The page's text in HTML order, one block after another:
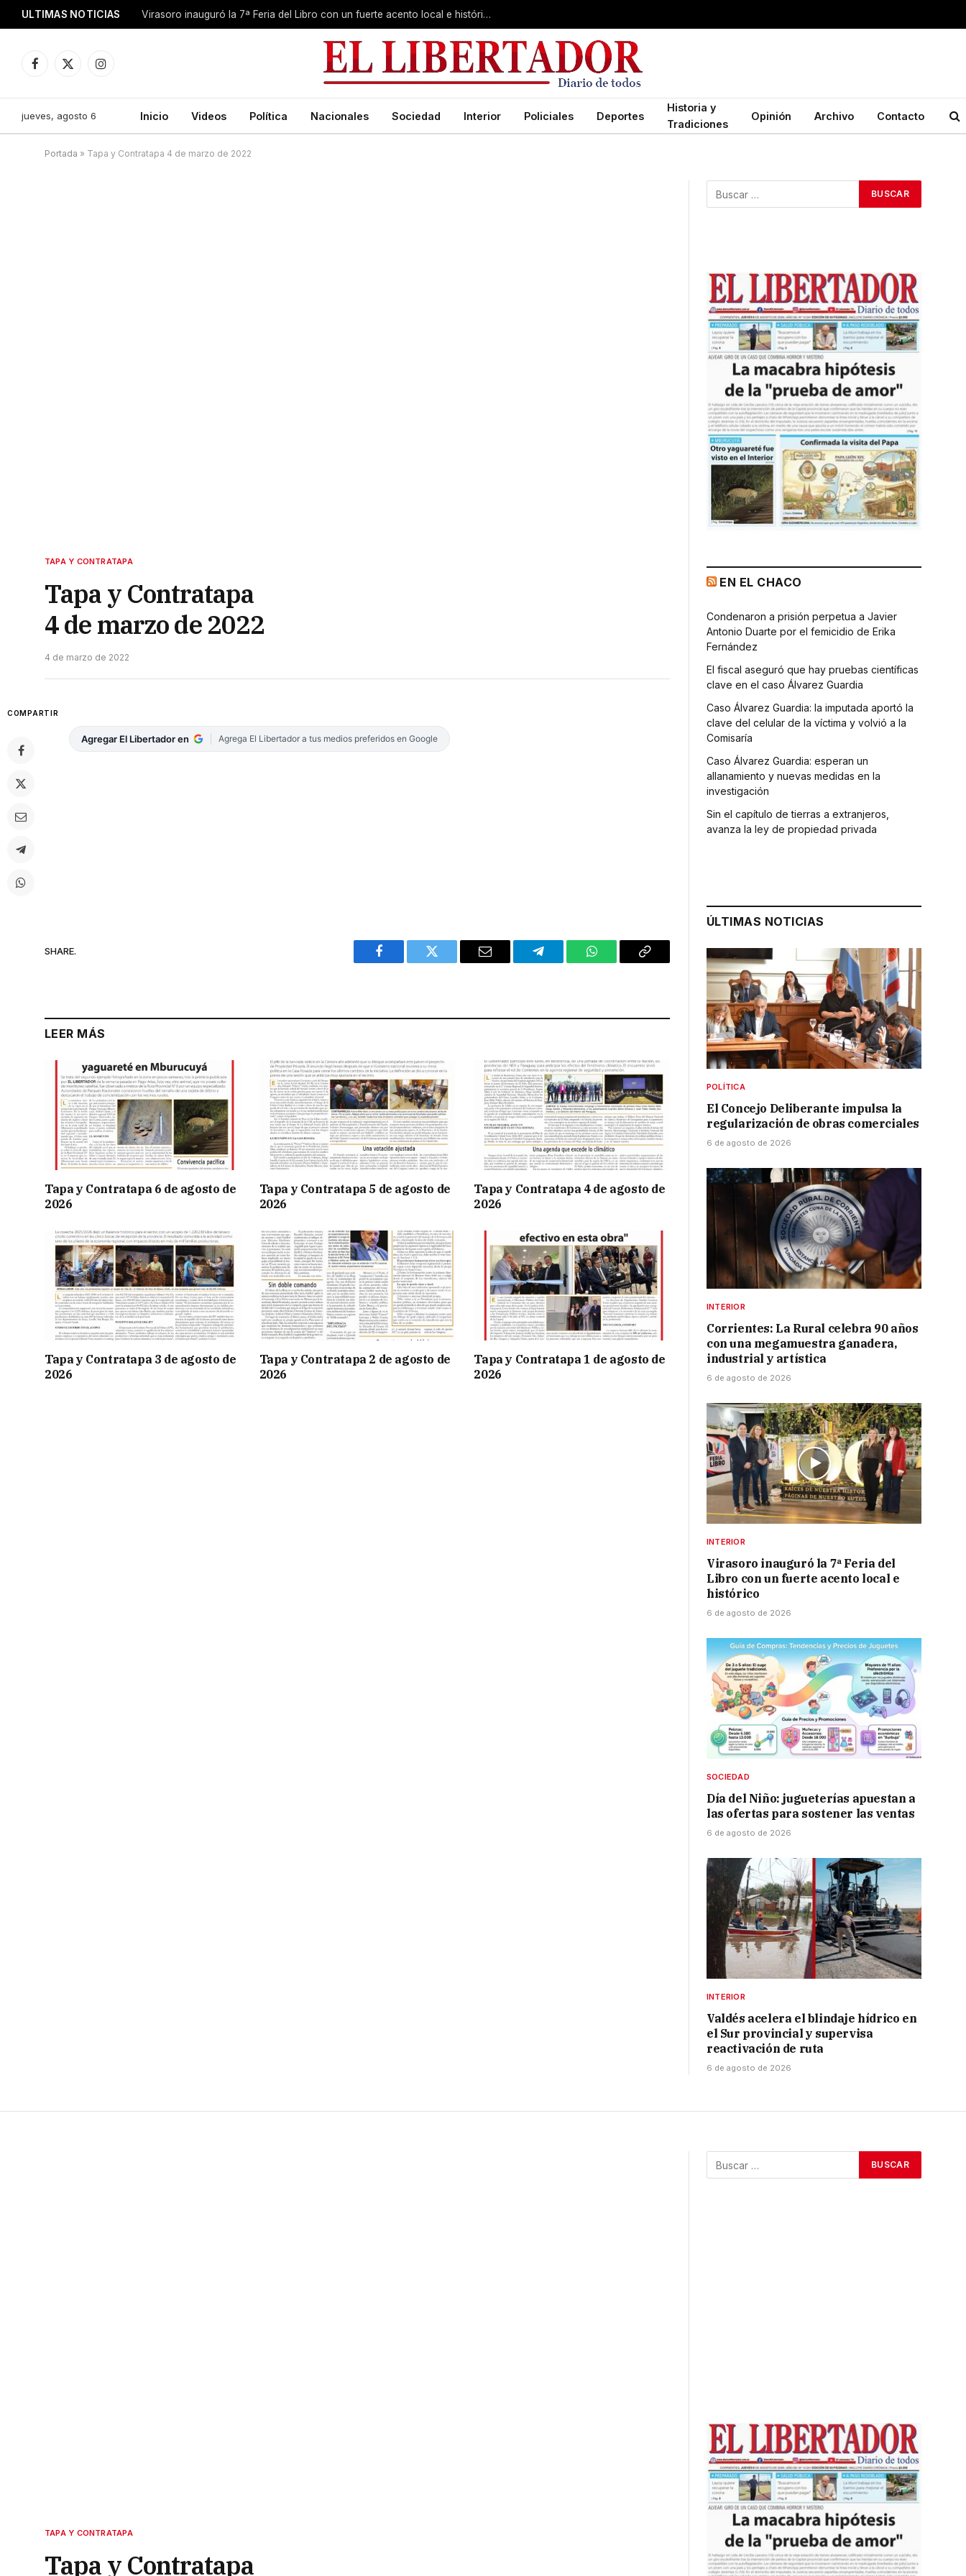
ULTIMAS NOTICIAS Virasoro inauguró la 7ª Feria del Libro con un fuerte acento local e histórico
Facebook
X
Instagram
jueves, agosto 6 Inicio Videos Política Nacionales Sociedad Interior Policiales Deportes
Historia y
Tradiciones
Opinión Archivo Contacto
Portada » Tapa y Contratapa 4 de marzo de 2022
TAPA Y CONTRATAPA
Tapa y Contratapa
4 de marzo de 2022
4 de marzo de 2022
COMPARTIR
Agregar El Libertador en Agrega El Libertador a tus medios preferidos en Google
SHARE.
Facebook Twitter Email Telegram WhatsAppCopy
LEER MÁS
Tapa y Contratapa 6 de agosto de
2026
Tapa y Contratapa 5 de agosto de
2026
Tapa y Contratapa 4 de agosto de
2026
Tapa y Contratapa 3 de agosto de
2026
Tapa y Contratapa 2 de agosto de
2026
Tapa y Contratapa 1 de agosto de
2026
EN EL CHACO
Condenaron a prisión perpetua a Javier
Antonio Duarte por el femicidio de Erika
Fernández
El fiscal aseguró que hay pruebas científicas
clave en el caso Álvarez Guardia
Caso Álvarez Guardia: la imputada aportó la
clave del celular de la víctima y volvió a la
Comisaría
Caso Álvarez Guardia: esperan un
allanamiento y nuevas medidas en la
investigación
Sin el capítulo de tierras a extranjeros,
avanza la ley de propiedad privada
ÚLTIMAS NOTICIAS
POLÍTICA
El Concejo Deliberante impulsa la
regularización de obras comerciales
6 de agosto de 2026
INTERIOR
Corrientes: La Rural celebra 90 años
con una megamuestra ganadera,
industrial y artística
6 de agosto de 2026
INTERIOR
Virasoro inauguró la 7ª Feria del
Libro con un fuerte acento local e
histórico
6 de agosto de 2026
SOCIEDAD
Día del Niño: jugueterías apuestan a
las ofertas para sostener las ventas
6 de agosto de 2026
INTERIOR
Valdés acelera el blindaje hídrico en
el Sur provincial y supervisa
reactivación de ruta
6 de agosto de 2026
TAPA Y CONTRATAPA
Tapa y Contratapa